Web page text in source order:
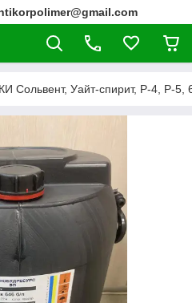
Сольвент, Уайт-спирит, Р-4, Р-5,